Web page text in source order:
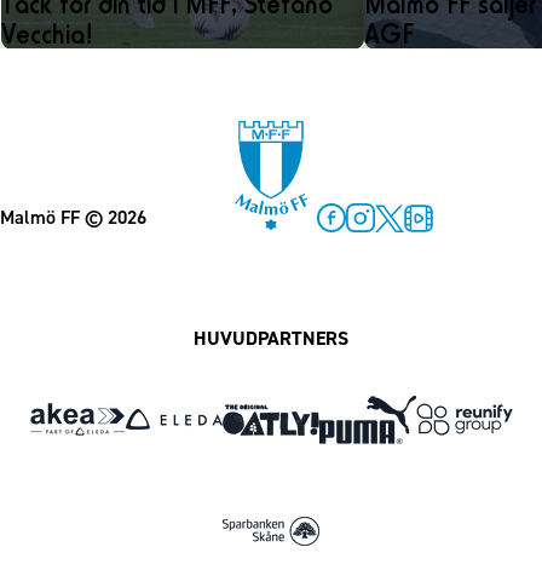
Vecchia!
AGF
Malmö FF© 2026
HUVUDPARTNERS